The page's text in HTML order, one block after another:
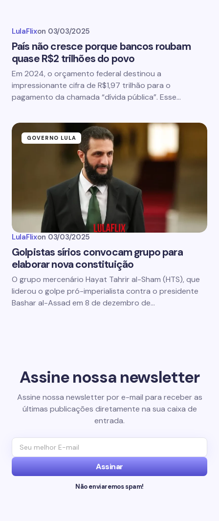
LulaFlixon 03/03/2025
País não cresce porque bancos roubam
quase R$2 trilhões do povo
Em 2024, o orçamento federal destinou a
impressionante cifra de R$1,97 trilhão para o
pagamento da chamada “dívida pública”. Esse…
GOVERNO LULA
LulaFlixon 03/03/2025
Golpistas sírios convocam grupo para
elaborar nova constituição
O grupo mercenário Hayat Tahrir al-Sham (HTS), que
liderou o golpe pró-imperialista contra o presidente
Bashar al-Assad em 8 de dezembro de…
Assine nossa newsletter
Assine nossa newsletter por e-mail para receber as
últimas publicações diretamente na sua caixa de
entrada.
Assinar
Não enviaremos spam!